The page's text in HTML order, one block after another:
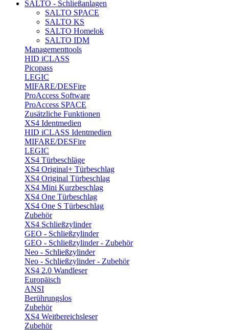
SALTO - Schließanlagen
SALTO SPACE
SALTO KS
SALTO Homelok
SALTO IDM
Managementtools
HID iCLASS
Picopass
LEGIC
MIFARE/DESFire
ProAccess Software
ProAccess SPACE
Zusätzliche Funktionen
XS4 Identmedien
HID iCLASS Identmedien
MIFARE/DESFire
LEGIC
XS4 Türbeschläge
XS4 Original+ Türbeschlag
XS4 Original Türbeschlag
XS4 Mini Kurzbeschlag
XS4 One Türbeschlag
XS4 One S Türbeschlag
Zubehör
XS4 Schließzylinder
GEO - Schließzylinder
GEO - Schließzylinder - Zubehör
Neo - Schließzylinder
Neo - Schließzylinder - Zubehör
XS4 2.0 Wandleser
Europäisch
ANSI
Berührungslos
Zubehör
XS4 Weitbereichsleser
Zubehör